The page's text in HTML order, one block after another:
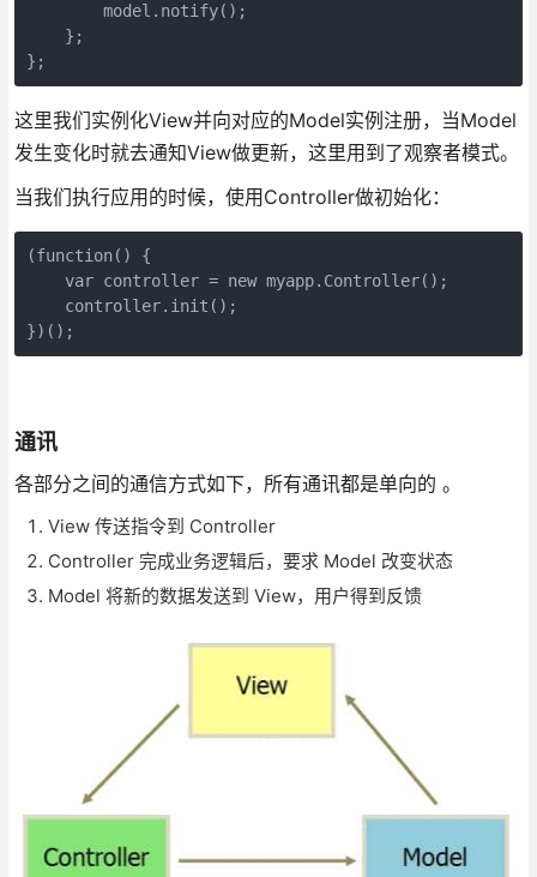
        model.notify();
    };
};
这里我们实例化View并向对应的Model实例注册，当Model
发生变化时就去通知View做更新，这里用到了观察者模式。
当我们执行应用的时候，使用Controller做初始化：
(function() {
    var controller = new myapp.Controller();
    controller.init();
})();
通讯
各部分之间的通信方式如下，所有通讯都是单向的 。
View 传送指令到 Controller
Controller 完成业务逻辑后，要求 Model 改变状态
Model 将新的数据发送到 View，用户得到反馈